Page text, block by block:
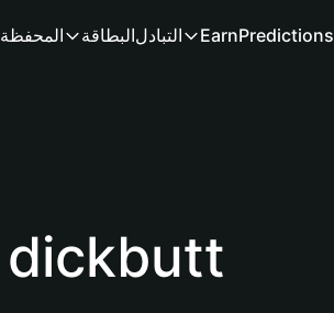
المحفظة البطاقةالتبادل EarnPredictions
محفظة dickbutt